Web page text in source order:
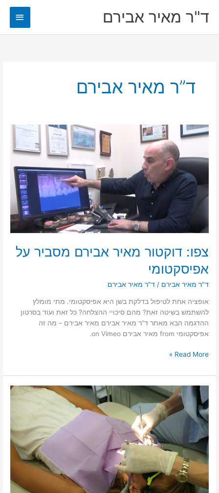
ד"ר מאיר אבירם
ראשי
ד”ר מאיר אבירם
צפו: דוקטור מאיר אבירם מסביר על
אפיסקטומי
ד"ר מאיר אבירם/ ד"ר מאיר אבירם
אופציה אחת לטיפול בדלקת בשן היא אפיסקטומי. מתי מומלץ
להשתמש בשיטה זאת? מהם סיכויי ההצלחה? כל זאת ועוד בסרטון
ההדגמה הבא מאתר ד”ר מאיר אבירם מאיר אבירם – מה זה
אפיסקטומי from מאיר אבירם on Vimeo.
צפו:
מאיר
אבירם
מסביר
על
אפיסקטומי
Read More »